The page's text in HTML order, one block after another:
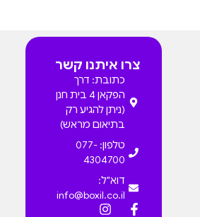
צרו איתנו קשר
כתובת: דרך
הפקאן 4 בית חנן
(ניתן להגיע רק
בתיאום מראש)
טלפון: 077-
4304700
דוא"ל:
info@boxil.co.il